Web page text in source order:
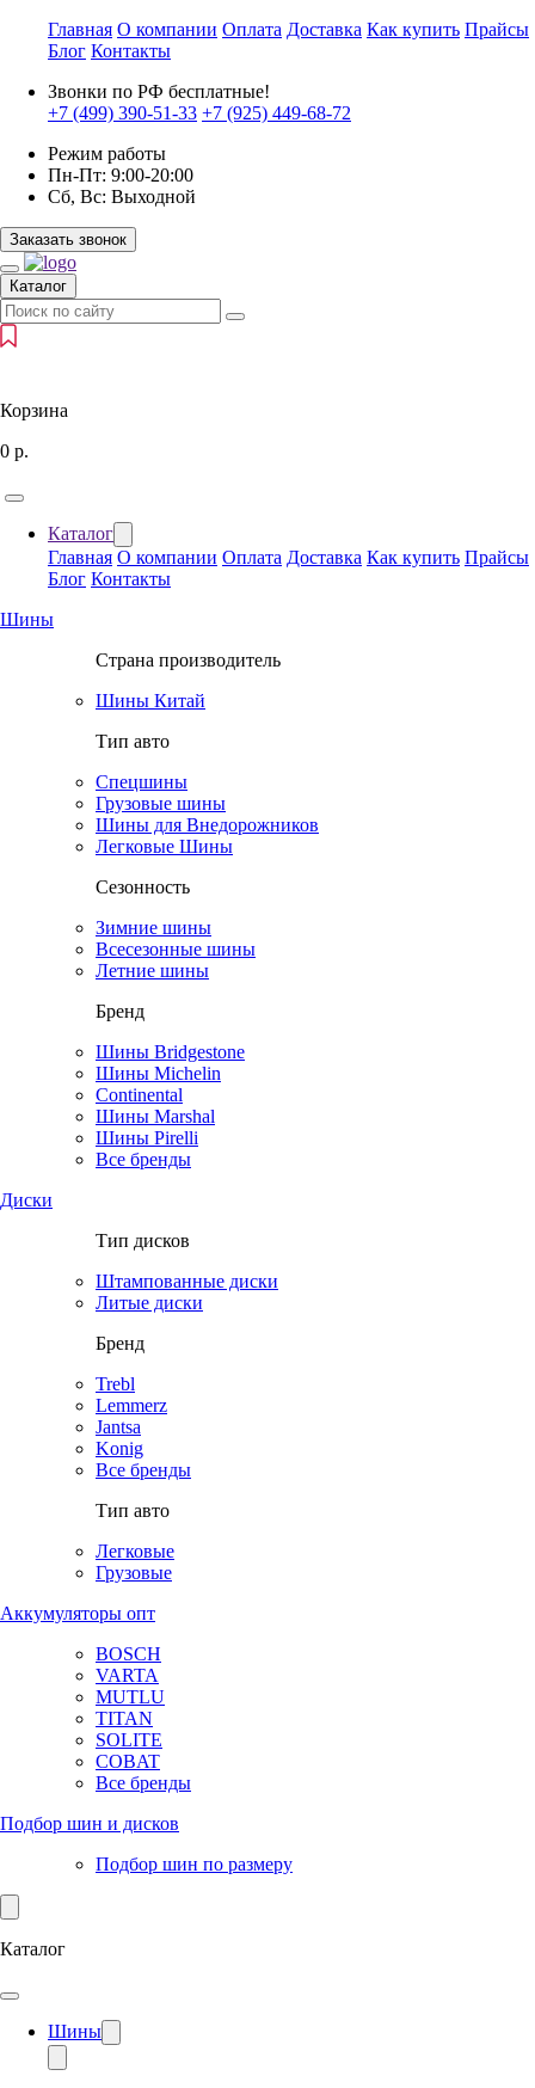
Главная О компании Оплата Доставка Как купить Прайсы
Блог Контакты
Звонки по РФ бесплатные!
+7 (499) 390-51-33 +7 (925) 449-68-72
Режим работы
Пн-Пт: 9:00-20:00
Сб, Вс: Выходной
Заказать звонок
Каталог
Корзина
0 р.
Каталог
Главная О компании Оплата Доставка Как купить Прайсы
Блог Контакты
Шины
Страна производитель
Шины Китай
Тип авто
Спецшины
Грузовые шины
Шины для Внедорожников
Легковые Шины
Сезонность
Зимние шины
Всесезонные шины
Летние шины
Бренд
Шины Bridgestone
Шины Michelin
Continental
Шины Marshal
Шины Pirelli
Все бренды
Диски
Тип дисков
Штампованные диски
Литые диски
Бренд
Trebl
Lemmerz
Jantsa
Konig
Все бренды
Тип авто
Легковые
Грузовые
Аккумуляторы опт
BOSCH
VARTA
MUTLU
TITAN
SOLITE
COBAT
Все бренды
Подбор шин и дисков
Подбор шин по размеру
Каталог
Шины